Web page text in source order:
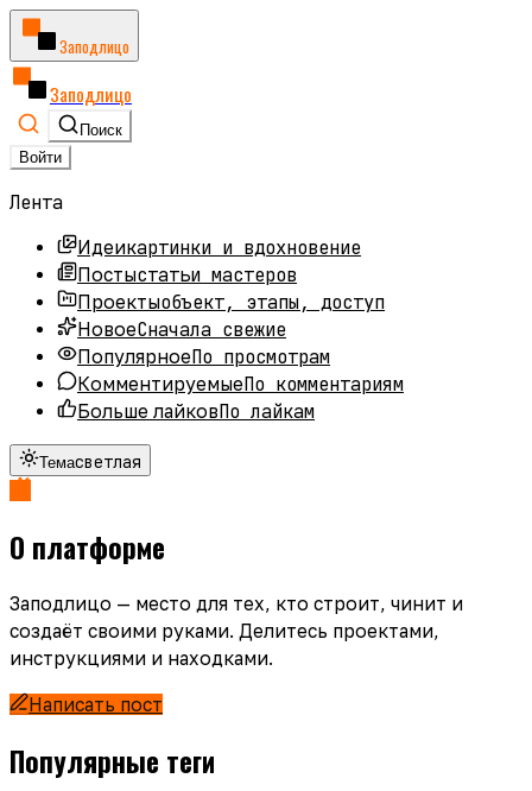
Заподлицо
Заподлицо
Поиск
Войти
Лента
Идеикартинки и вдохновение
Постыстатьи мастеров
Проектыобъект, этапы, доступ
НовоеСначала свежие
ПопулярноеПо просмотрам
КомментируемыеПо комментариям
Больше лайковПо лайкам
Темасветлая
О платформе
Заподлицо — место для тех, кто строит, чинит и
создаёт своими руками. Делитесь проектами,
инструкциями и находками.
Написать пост
Популярные теги